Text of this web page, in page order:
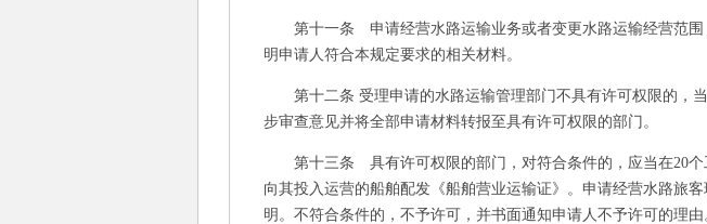
第十一条 申请经营水路运输业务或者变更水路运输经营范围
明申请人符合本规定要求的相关材料。
第十二条 受理申请的水路运输管理部门不具有许可权限的，
步审查意见并将全部申请材料转报至具有许可权限的部门。
第十三条 具有许可权限的部门，对符合条件的，应当在20个
向其投入运营的船舶配发《船舶营业运输证》。申请经营水路旅
明。不符合条件的，不予许可，并书面通知申请人不予许可的理由